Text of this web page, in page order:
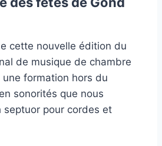
cette nouvelle édition du
de musique de chambre
une formation hors du
sonorités que nous
septuor pour cordes et